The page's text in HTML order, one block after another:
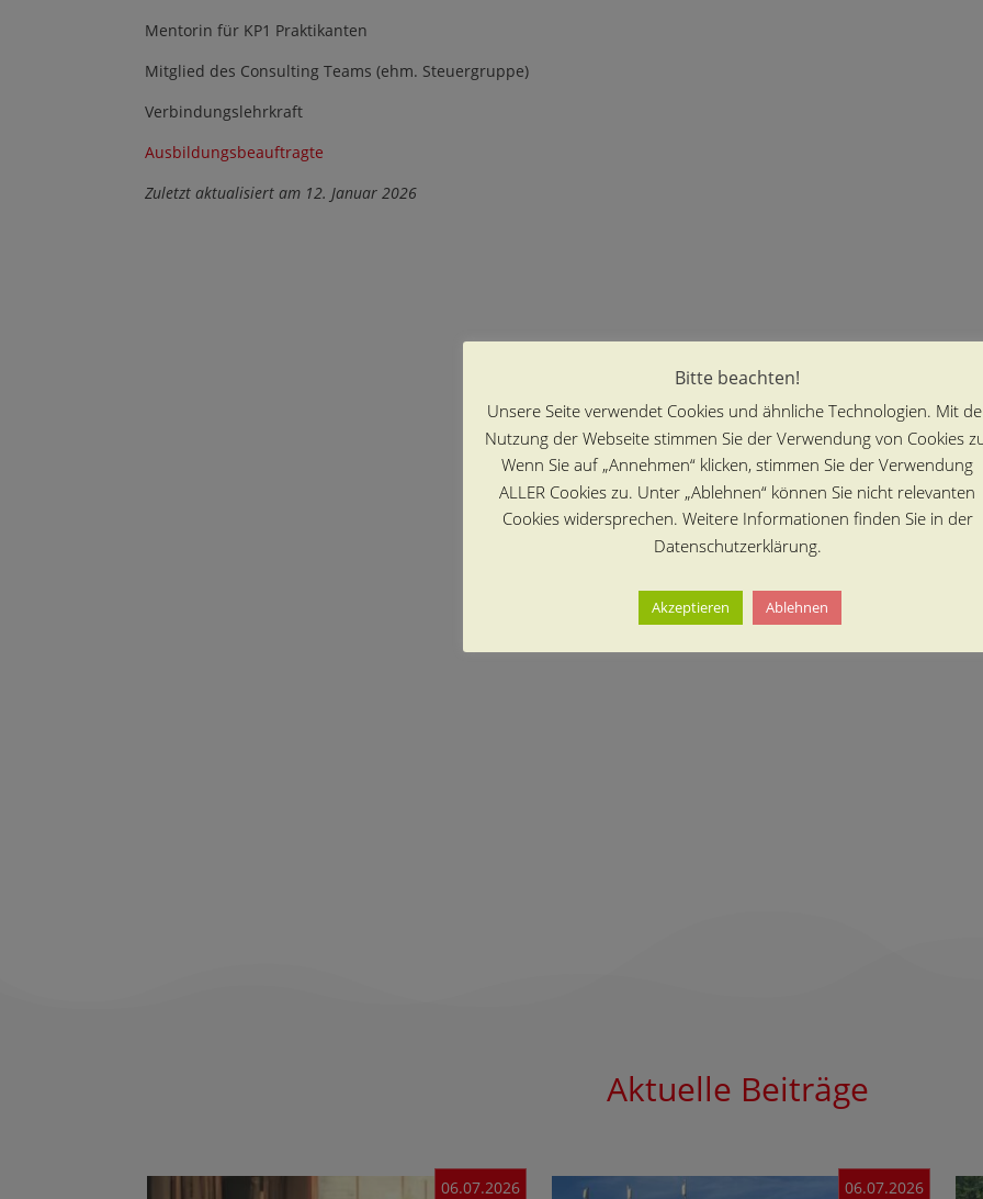
Mentorin für KP1 Praktikanten
Mitglied des Consulting Teams (ehm. Steuergruppe)
Verbindungslehrkraft
Ausbildungsbeauftragte
Zuletzt aktualisiert am 12. Januar 2026
Aktuelle Beiträge
06.07.2026 06.07.2026
Bitte beachten!
Unsere Seite verwendet Cookies und ähnliche Technologien. Mit
Nutzung der Webseite stimmen Sie der Verwendung von Cookies
Wenn Sie auf „Annehmen“ klicken, stimmen Sie der Verwendung
ALLER Cookies zu. Unter „Ablehnen“ können Sie nicht relevanten
Cookies widersprechen. Weitere Informationen finden Sie in der
Datenschutzerklärung.
Akzeptieren Ablehnen